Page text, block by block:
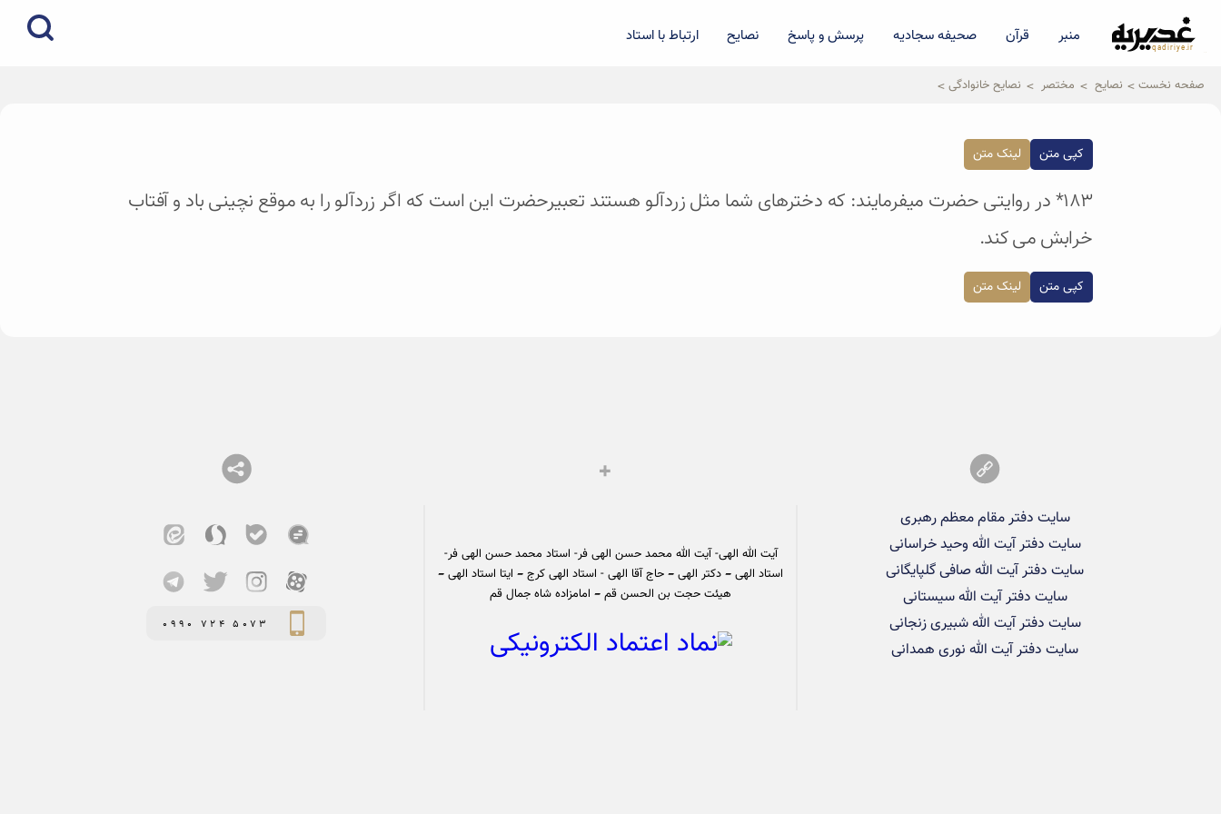
qadiriye.ir
نشریه ی غدیریه-بیانات استاد
منبر قرآن صحیفه سجادیه پرسش و پاسخ نصایح ارتباط با استاد
صفحه نخست نصایح مختصر نصایح خانوادگی
کپی متن لینک متن
۱۸۳* در روایتی حضرت میفرمایند: که دخترهای شما مثل زردآلو هستند تعبیرحضرت این است که اگر زردآلو را به موقع نچینی باد و آفتاب
خرابش می کند.
کپی متن لینک متن
سایت دفتر مقام معظم رهبری
سایت دفتر آیت الله وحید خراسانی
سایت دفتر آیت الله صافی گلپایگانی
سایت دفتر آیت الله سیستانی
سایت دفتر آیت الله شبیری زنجانی
سایت دفتر آیت الله نوری همدانی
آیت الله الهی- آیت الله محمد حسن الهی فر- استاد محمد حسن الهی فر-
استاد الهی – دکتر الهی – حاج آقا الهی - استاد الهی کرج – ایتا استاد الهی –
هیئت حجت بن الحسن قم – امامزاده شاه جمال قم
0990 724 5073